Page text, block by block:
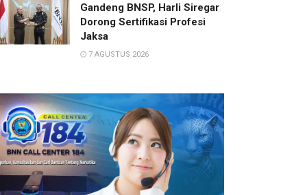
Gandeng BNSP, Harli Siregar
Dorong Sertifikasi Profesi
Jaksa
7 AGUSTUS 2026